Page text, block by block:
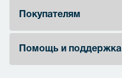
Покупателям
Помощь и поддержка